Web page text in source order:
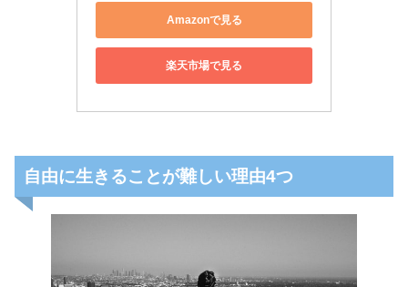
Amazonで見る
楽天市場で見る
自由に生きることが難しい理由4つ